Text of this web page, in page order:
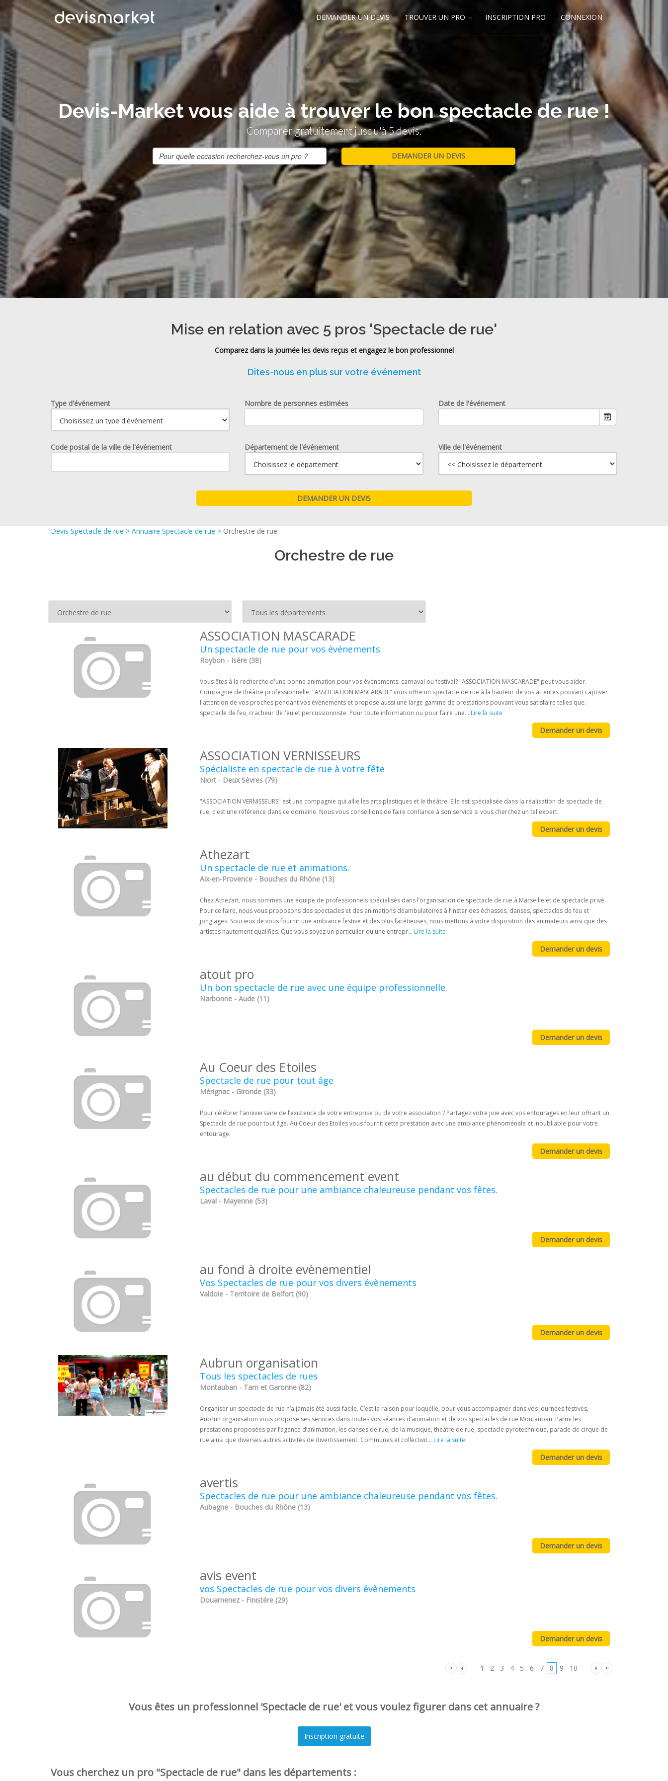
DEMANDER UN DEVIS TROUVER UN PRO INSCRIPTION PRO CONNEXION
Devis-Market vous aide à trouver le bon spectacle de rue !
Comparer gratuitement jusqu'à 5 devis.
Mise en relation avec 5 pros 'Spectacle de rue'
Comparez dans la journée les devis reçus et engagez le bon professionnel
Dites-nous en plus sur votre événement
Type d'événement Nombre de personnes estimées
Date de l'événement
Code postal de la ville de l'événement Département de l'événement Ville de l'événement
Devis Spectacle de rue > Annuaire Spectacle de rue > Orchestre de rue
Orchestre de rue
ASSOCIATION MASCARADE
Un spectacle de rue pour vos événements
Roybon - Isére (38)
Vous êtes à la recherche d'une bonne animation pour vos événements: carnaval ou festival? "ASSOCIATION MASCARADE" peut vous aider.
Compagnie de théâtre professionnelle, "ASSOCIATION MASCARADE" vous offre un spectacle de rue à la hauteur de vos attentes pouvant captiver
l'attention de vos proches pendant vos événements et propose aussi une large gamme de prestations pouvant vous satisfaire telles que:
spectacle de feu, cracheur de feu et percussionniste. Pour toute information ou pour faire une... Lire la suite
ASSOCIATION VERNISSEURS
Spécialiste en spectacle de rue à votre fête
Niort - Deux Sèvres (79)
"ASSOCIATION VERNISSEURS" est une compagnie qui allie les arts plastiques et le théâtre. Elle est spécialisée dans la réalisation de spectacle de
rue, c'est une référence dans ce domaine. Nous vous conseillons de faire confiance à son service si vous cherchez un tel expert.
Athezart
Un spectacle de rue et animations.
Aix-en-Provence - Bouches du Rhône (13)
Chez Athezart, nous sommes une équipe de professionnels spécialisés dans l’organisation de spectacle de rue à Marseille et de spectacle privé.
Pour ce faire, nous vous proposons des spectacles et des animations déambulatoires à l’instar des échasses, danses, spectacles de feu et
jonglages. Soucieux de vous fournir une ambiance festive et des plus facétieuses, nous mettons à votre disposition des animateurs ainsi que des
artistes hautement qualifiés. Que vous soyez un particulier ou une entrepr... Lire la suite
atout pro
Un bon spectacle de rue avec une équipe professionnelle.
Narbonne - Aude (11)
Au Coeur des Etoiles
Spectacle de rue pour tout âge
Mérignac - Gironde (33)
Pour célébrer l’anniversaire de l’existence de votre entreprise ou de votre association ? Partagez votre joie avec vos entourages en leur offrant un
Spectacle de rue pour tout âge. Au Coeur des Etoiles vous fournit cette prestation avec une ambiance phénoménale et inoubliable pour votre
entourage.
au début du commencement event
Spectacles de rue pour une ambiance chaleureuse pendant vos fêtes.
Laval - Mayenne (53)
au fond à droite evènementiel
Vos Spectacles de rue pour vos divers évènements
Valdoie - Territoire de Belfort (90)
Aubrun organisation
Tous les spectacles de rues
Montauban - Tarn et Garonne (82)
Organiser un spectacle de rue n’a jamais été aussi facile. C’est la raison pour laquelle, pour vous accompagner dans vos journées festives,
Aubrun organisation vous propose ses services dans toutes vos séances d’animation et de vos spectacles de rue Montauban. Parmi les
prestations proposées par l’agence d’animation, les danses de rue, de la musique, théâtre de rue, spectacle pyrotechnique, parade de cirque de
rue ainsi que diverses autres activités de divertissement. Communes et collectivit... Lire la suite
avertis
Spectacles de rue pour une ambiance chaleureuse pendant vos fêtes.
Aubagne - Bouches du Rhône (13)
avis event
vos Spectacles de rue pour vos divers évènements
Douarnenez - Finistére (29)
1 2 3 4 5 6 7 8 9 10
Vous êtes un professionnel 'Spectacle de rue' et vous voulez figurer dans cet annuaire ?
Vous cherchez un pro "Spectacle de rue" dans les départements :